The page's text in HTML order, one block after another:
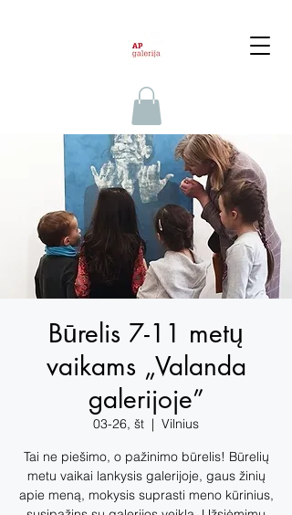
Būrelis 7-11 metų
vaikams „Valanda
galerijoje”
03-26, št
  |
Vilnius
Tai ne piešimo, o pažinimo būrelis! Būrelių
metu vaikai lankysis galerijoje, gaus žinių
apie meną, mokysis suprasti meno kūrinius,